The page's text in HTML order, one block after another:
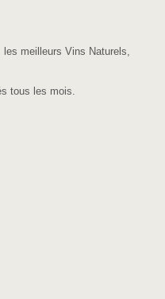
meilleurs Vins Naturels,
tous les mois.